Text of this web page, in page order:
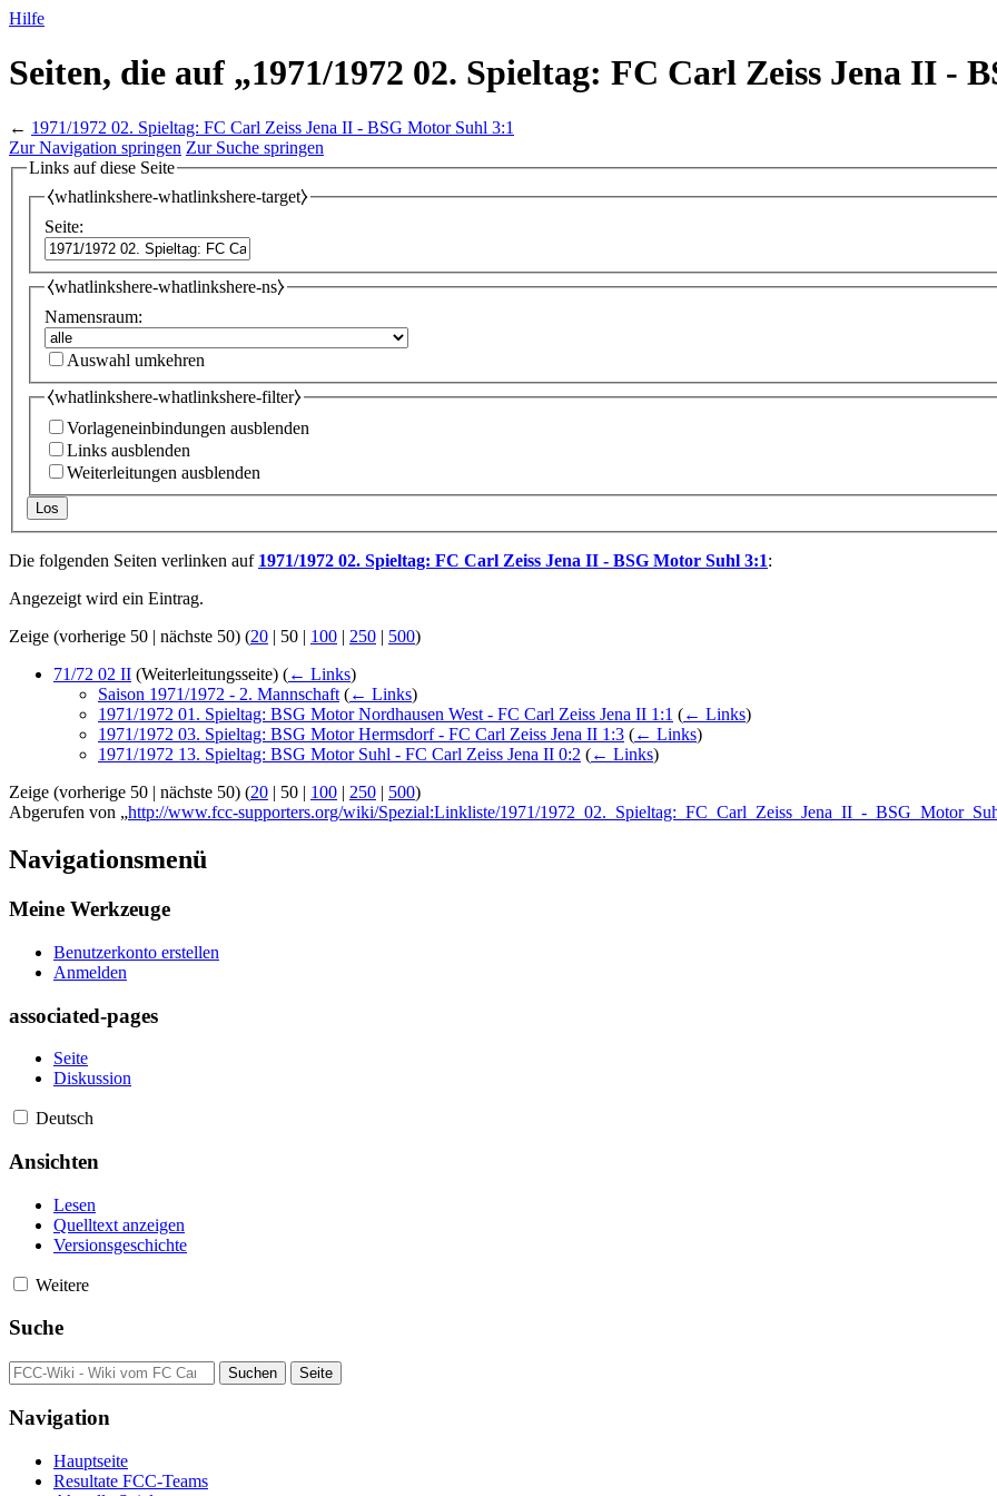
Hilfe
Seiten, die auf „1971/1972 02. Spieltag: FC Carl Zeiss Jena II -
← 1971/1972 02. Spieltag: FC Carl Zeiss Jena II - BSG Motor Suhl 3:1
Zur Navigation springen Zur Suche springen
Links auf diese Seite
⧼whatlinkshere-whatlinkshere-target⧽
Seite:
⧼whatlinkshere-whatlinkshere-ns⧽
Namensraum:
Auswahl umkehren
⧼whatlinkshere-whatlinkshere-filter⧽
Vorlageneinbindungen ausblenden
Links ausblenden
Weiterleitungen ausblenden
Los
Die folgenden Seiten verlinken auf 1971/1972 02. Spieltag: FC Carl Zeiss Jena II - BSG Motor Suhl 3:1:
Angezeigt wird ein Eintrag.
Zeige (vorherige 50 | nächste 50) (20 | 50 | 100 | 250 | 500)
71/72 02 II (Weiterleitungsseite) (← Links)
Saison 1971/1972 - 2. Mannschaft (← Links)
1971/1972 01. Spieltag: BSG Motor Nordhausen West - FC Carl Zeiss Jena II 1:1 (← Links)
1971/1972 03. Spieltag: BSG Motor Hermsdorf - FC Carl Zeiss Jena II 1:3 (← Links)
1971/1972 13. Spieltag: BSG Motor Suhl - FC Carl Zeiss Jena II 0:2 (← Links)
Zeige (vorherige 50 | nächste 50) (20 | 50 | 100 | 250 | 500)
Abgerufen von „http://www.fcc-supporters.org/wiki/Spezial:Linkliste/1971/1972_02._Spieltag:_FC_Carl_Zeiss_Jena_II_-
Navigationsmenü
Meine Werkzeuge
Benutzerkonto erstellen
Anmelden
associated-pages
Seite
Diskussion
Deutsch
Ansichten
Lesen
Quelltext anzeigen
Versionsgeschichte
Weitere
Suche
Navigation
Hauptseite
Resultate FCC-Teams